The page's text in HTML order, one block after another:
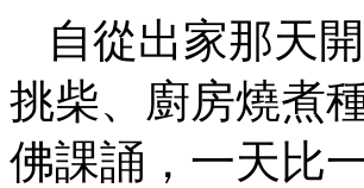
自從出家那天
挑柴、廚房燒煮
佛課誦，一天比